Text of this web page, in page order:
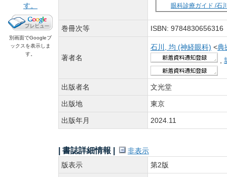
別画面でGoogleブ
ックスを表示しま
す。
眼科診療ガイド /石
巻冊次等 ISBN:
著者名
石川, 均 (神経眼科) <典
出版者名 文光堂
出版地 東京
出版年月 2024.11
| 書誌詳細情報 |
非表示
版表示
第2版